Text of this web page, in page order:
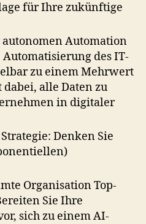
für Ihre zukünftige
Automation
des IT-
zu einem Mehrwert
alle Daten zu
in digitaler
Denken Sie
Organisation Top-
Sie Ihre
sich zu einem AI-